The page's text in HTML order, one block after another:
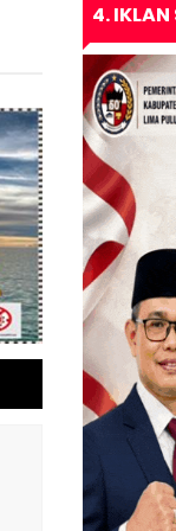
4. IKLAN